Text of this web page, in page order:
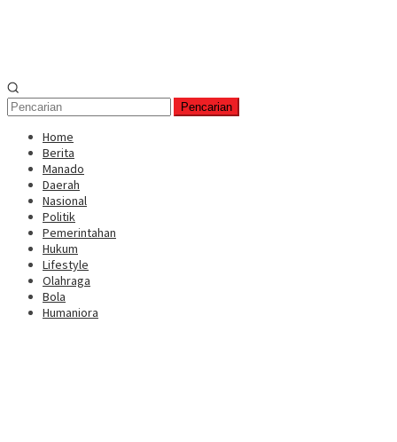
Pencarian
Home
Berita
Manado
Daerah
Nasional
Politik
Pemerintahan
Hukum
Lifestyle
Olahraga
Bola
Humaniora